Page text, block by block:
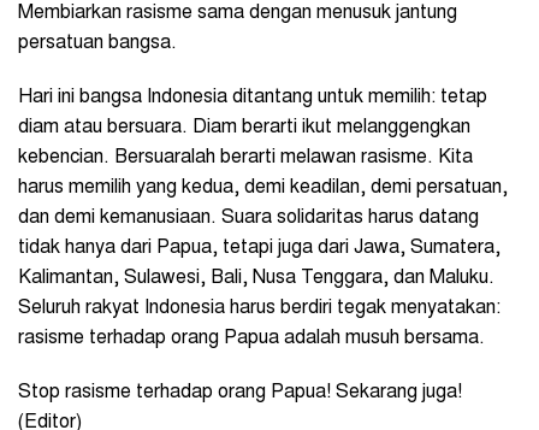
Membiarkan rasisme sama dengan menusuk jantung
persatuan bangsa.
Hari ini bangsa Indonesia ditantang untuk memilih: tetap
diam atau bersuara. Diam berarti ikut melanggengkan
kebencian. Bersuaralah berarti melawan rasisme. Kita
harus memilih yang kedua, demi keadilan, demi persatuan,
dan demi kemanusiaan. Suara solidaritas harus datang
tidak hanya dari Papua, tetapi juga dari Jawa, Sumatera,
Kalimantan, Sulawesi, Bali, Nusa Tenggara, dan Maluku.
Seluruh rakyat Indonesia harus berdiri tegak menyatakan:
rasisme terhadap orang Papua adalah musuh bersama.
Stop rasisme terhadap orang Papua! Sekarang juga!
(Editor)